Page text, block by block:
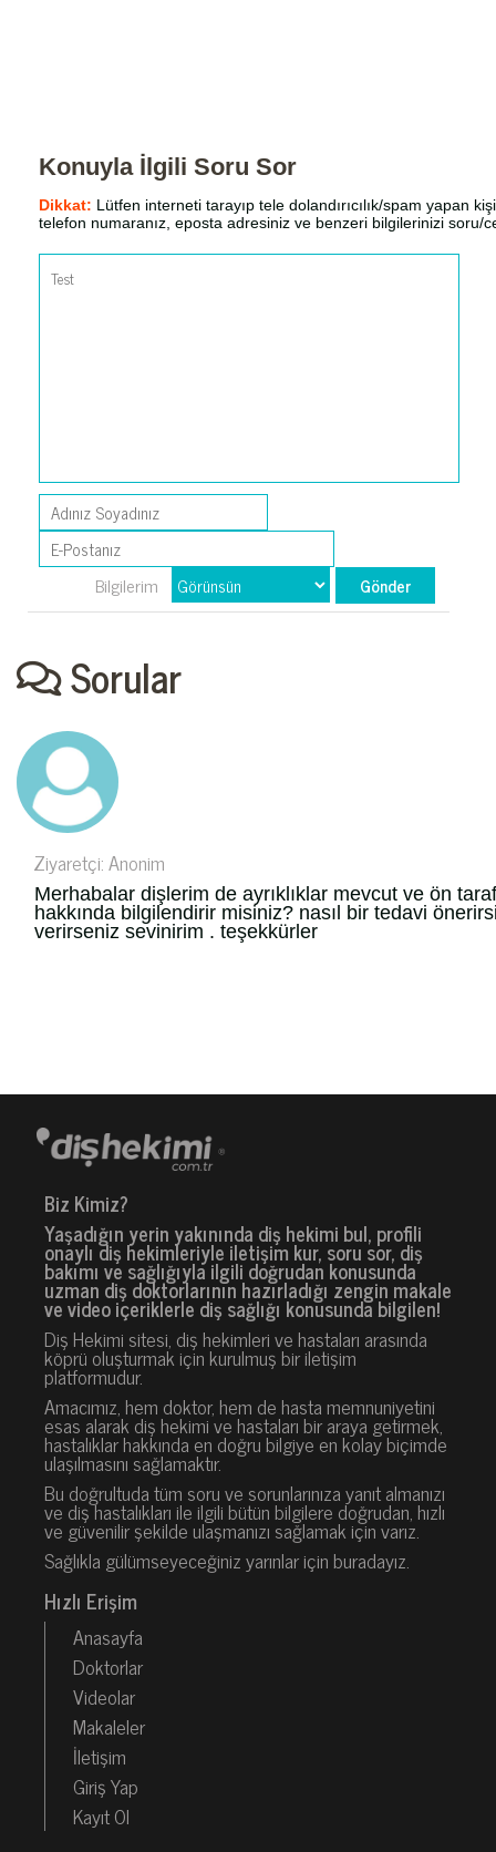
Konuyla İlgili Soru Sor
Dikkat: Lütfen interneti tarayıp tele dolandırıcılık/spam yapan
telefon numaranız, eposta adresiniz ve benzeri bilgilerinizi soru/
Bilgilerim
Sorular
Ziyaretçi: Anonim
Merhabalar dişlerim de ayrıklıklar mevcut ve ön
hakkında bilgilendirir misiniz? nasıl bir tedavi
verirseniz sevinirim . teşekkürler
Biz Kimiz?
Yaşadığın yerin yakınında diş hekimi bul, profili
onaylı diş hekimleriyle iletişim kur, soru sor, diş
bakımı ve sağlığıyla ilgili doğrudan konusunda
uzman diş doktorlarının hazırladığı zengin makale
ve video içeriklerle diş sağlığı konusunda bilgilen!
Diş Hekimi sitesi, diş hekimleri ve hastaları arasında
köprü oluşturmak için kurulmuş bir iletişim
platformudur.
Amacımız, hem doktor, hem de hasta memnuniyetini
esas alarak diş hekimi ve hastaları bir araya getirmek,
hastalıklar hakkında en doğru bilgiye en kolay biçimde
ulaşılmasını sağlamaktır.
Bu doğrultuda tüm soru ve sorunlarınıza yanıt almanızı
ve diş hastalıkları ile ilgili bütün bilgilere doğrudan, hızlı
ve güvenilir şekilde ulaşmanızı sağlamak için varız.
Sağlıkla gülümseyeceğiniz yarınlar için buradayız.
Hızlı Erişim
Anasayfa
Doktorlar
Videolar
Makaleler
İletişim
Giriş Yap
Kayıt Ol